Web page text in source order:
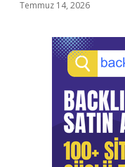
Temmuz 14, 2026